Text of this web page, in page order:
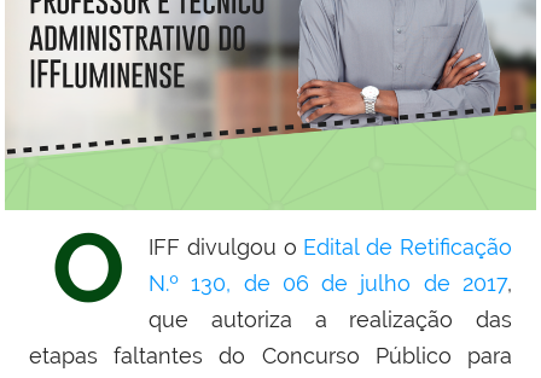
O IFF divulgou o Edital de Retificação
N.º 130, de 06 de julho de 2017,
que autoriza a realização das
etapas faltantes do Concurso Público para